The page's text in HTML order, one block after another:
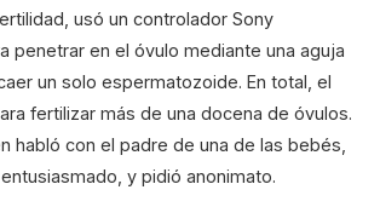
usó un controlador Sony
penetrar en el óvulo mediante una aguja
un solo espermatozoide. En total, el
fertilizar más de una docena de óvulos.
habló con el padre de una de las bebés,
y pidió anonimato.